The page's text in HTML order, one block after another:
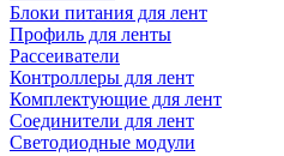
Блоки питания для лент
Профиль для ленты
Рассеиватели
Контроллеры для лент
Комплектующие для лент
Соединители для лент
Светодиодные модули